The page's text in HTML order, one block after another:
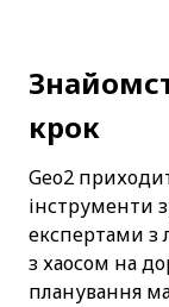
крок
Geo2
інструменти
експертами з
з хаосом на
планування